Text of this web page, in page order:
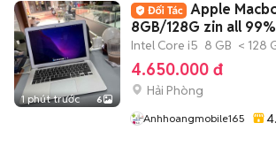
1 phút trước 6
Apple
8GB/128G zin all 99%
Intel Core i5 8 GB < 128
4.650.000 đ
Hải Phòng
Anhhoangmobile165